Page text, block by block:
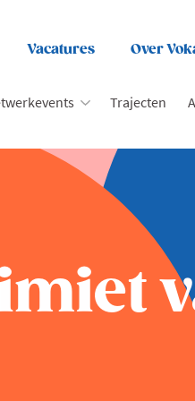
Vacatures Over
Trajecten